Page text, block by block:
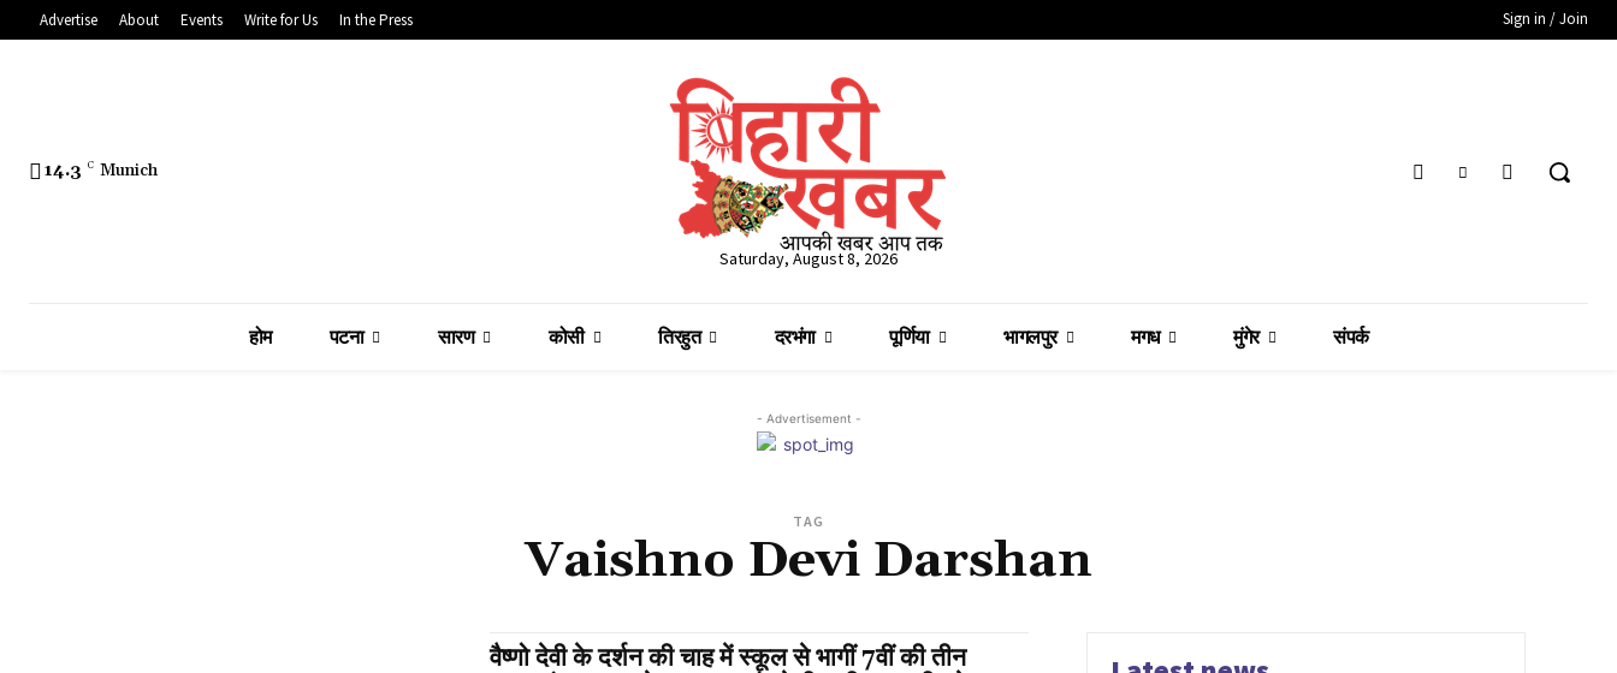
Advertise About Events Write for Us In the Press Sign in / Join
14.3 C Munich
Saturday, August 8, 2026
होम पटना सारण कोसी तिरहुत दरभंगा पूर्णिया भागलपुर मगध मुंगेर संपर्क
- Advertisement -
TAG
Vaishno Devi Darshan
वैष्णो देवी के दर्शन की चाह में स्कूल से भागीं 7वीं की तीन